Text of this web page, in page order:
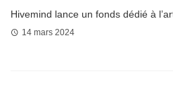
Hivemind lance un fonds dédié à
14 mars 2024